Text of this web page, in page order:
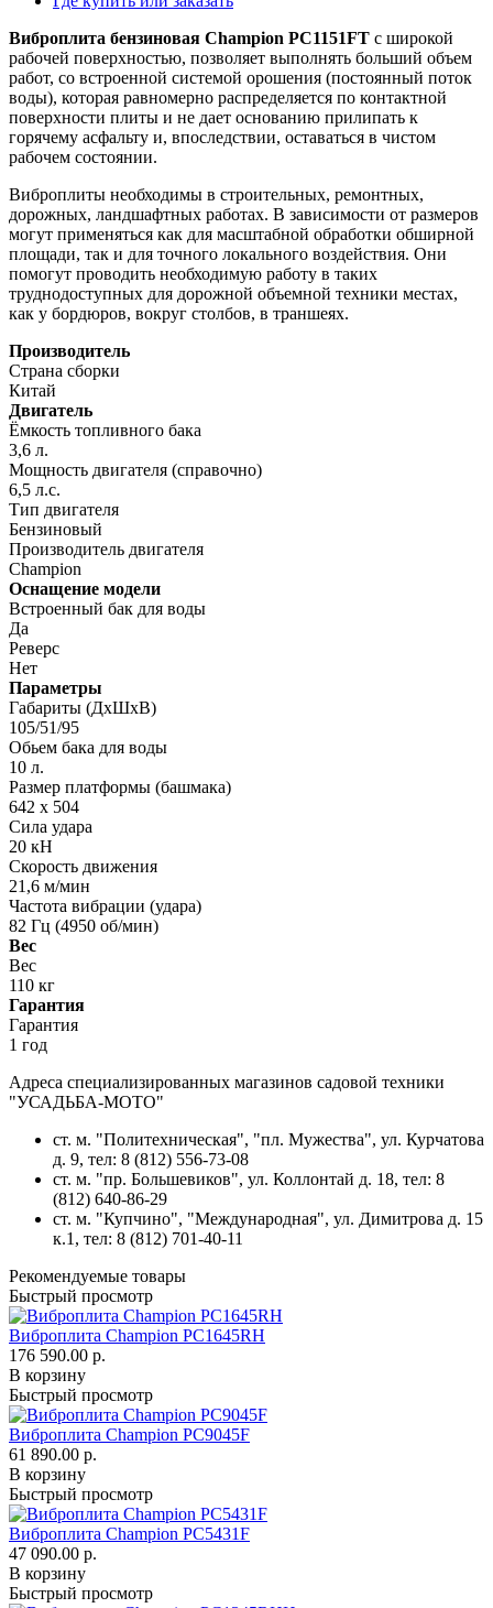
Виброплита бензиновая Champion PC1151FT с широкой
рабочей поверхностью, позволяет выполнять больший объем
работ, со встроенной системой орошения (постоянный поток
воды), которая равномерно распределяется по контактной
поверхности плиты и не дает основанию прилипать к
горячему асфальту и, впоследствии, оставаться в чистом
рабочем состоянии.
Виброплиты необходимы в строительных, ремонтных,
дорожных, ландшафтных работах. В зависимости от размеров
могут применяться как для масштабной обработки обширной
площади, так и для точного локального воздействия. Они
помогут проводить необходимую работу в таких
труднодоступных для дорожной объемной техники местах,
как у бордюров, вокруг столбов, в траншеях.
Производитель
Страна сборки
Китай
Двигатель
Ёмкость топливного бака
3,6 л.
Мощность двигателя (справочно)
6,5 л.с.
Тип двигателя
Бензиновый
Производитель двигателя
Champion
Оснащение модели
Встроенный бак для воды
Да
Реверс
Нет
Параметры
Габариты (ДхШхВ)
105/51/95
Обьем бака для воды
10 л.
Размер платформы (башмака)
642 x 504
Сила удара
20 кН
Скорость движения
21,6 м/мин
Частота вибрации (удара)
82 Гц (4950 об/мин)
Вес
Вес
110 кг
Гарантия
Гарантия
1 год
Адреса специализированных магазинов садовой техники
"УСАДЬБА-МОТО"
ст. м. "Политехническая", "пл. Мужества", ул. Курчатова
д. 9, тел: 8 (812) 556-73-08
ст. м. "пр. Большевиков", ул. Коллонтай д. 18, тел: 8
(812) 640-86-29
ст. м. "Купчино", "Международная", ул. Димитрова д. 15
к.1 , тел: 8 (812) 701-40-11
Рекомендуемые товары
Быстрый просмотр
Виброплита Champion PC1645RH
176 590.00 р.
В корзину
Быстрый просмотр
Виброплита Champion PC9045F
61 890.00 р.
В корзину
Быстрый просмотр
Виброплита Champion PC5431F
47 090.00 р.
В корзину
Быстрый просмотр